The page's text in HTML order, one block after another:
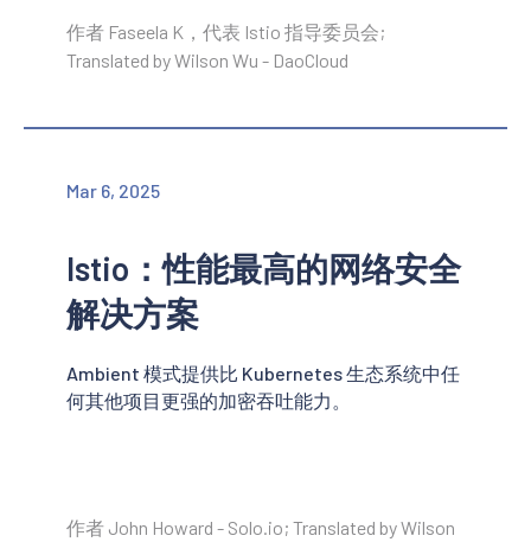
作者 Faseela K，代表 Istio 指导委员会;
Translated by Wilson Wu - DaoCloud
Mar 6, 2025
Istio：性能最高的网络安全
解决方案
Ambient 模式提供比 Kubernetes 生态系统中任
何其他项目更强的加密吞吐能力。
作者 John Howard - Solo.io; Translated by Wilson